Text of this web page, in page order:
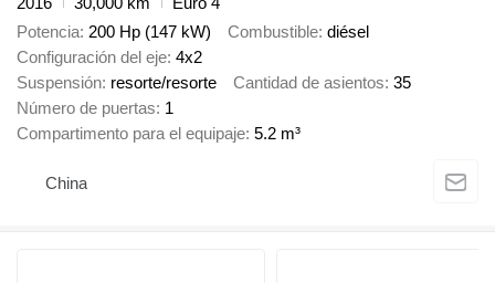
Potencia 200 Hp (147 kW) Combustible diésel
Configuración del eje 4x2
Suspensión resorte/resorte Cantidad de asientos 35
Número de puertas 1
Compartimento para el equipaje 5.2 m³
China